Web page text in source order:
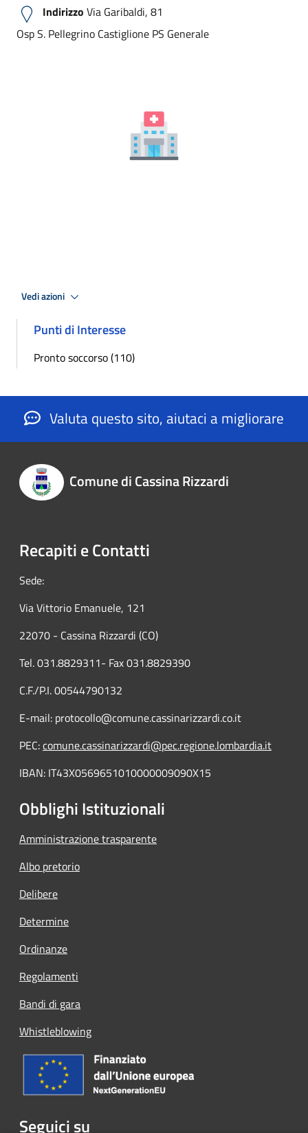
Indirizzo Via Garibaldi, 81
Osp S. Pellegrino Castiglione PS Generale
Vedi azioni
Punti di Interesse
Pronto soccorso (110)
Valuta questo sito, aiutaci a migliorare
Comune di Cassina Rizzardi
Recapiti e Contatti
Sede:
Via Vittorio Emanuele, 121
22070 - Cassina Rizzardi (CO)
Tel. 031.8829311- Fax 031.8829390
C.F./P.I. 00544790132
E-mail: protocollo@comune.cassinarizzardi.co.it
PEC:comune.cassinarizzardi@pec.regione.lombardia.it
IBAN: IT43X0569651010000009090X15
Obblighi Istituzionali
Amministrazione trasparente
Albo pretorio
Delibere
Determine
Ordinanze
Regolamenti
Bandi di gara
Whistleblowing
Seguici su